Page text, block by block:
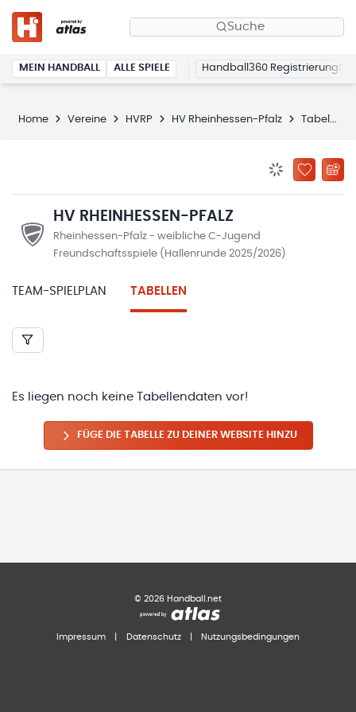
Suche
MEIN HANDBALL ALLE SPIELE Handball360 Registrierung
Home Vereine HVRP HV Rheinhessen-Pfalz Tabellen
ZU
HV RHEINHESSEN-PFALZ
Rheinhessen-Pfalz - weibliche C-Jugend
Freundschaftsspiele (Hallenrunde 2025/2026)
TEAM-SPIELPLAN TABELLEN
Es liegen noch keine Tabellendaten vor!
FÜGE DIE TABELLE ZU DEINER WEBSITE HINZU
© 2026 Handball.net
Impressum Datenschutz Nutzungsbedingungen